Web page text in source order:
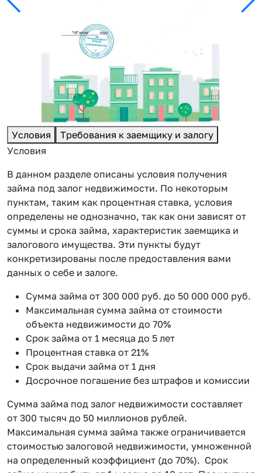
Условия
Требования к заемщику и залогу
Условия
В данном разделе описаны условия получения
займа под залог недвижимости. По некоторым
пунктам, таким как процентная ставка, условия
определены не однозначно, так как они зависят от
суммы и срока займа, характеристик заемщика и
залогового имущества. Эти пункты будут
конкретизированы после предоставления вами
данных о себе и залоге.
Сумма займа от 300 000 руб. до 50 000 000 руб.
Максимальная сумма займа от стоимости
объекта недвижимости до 70%
Срок займа от 1 месяца до 5 лет
Процентная ставка от 21%
Срок выдачи займа от 1 дня
Досрочное погашение без штрафов и комиссии
Сумма займа под залог недвижимости составляет
от 300 тысяч до 50 миллионов рублей.
Максимальная сумма займа также ограничивается
стоимостью залоговой недвижимости, умноженной
на определенный коэффициент (до 70%). Срок